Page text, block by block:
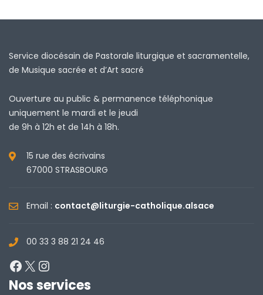
Service diocésain de Pastorale liturgique et sacramentelle,
de Musique sacrée et d’Art sacré
Ouverture au public & permanence téléphonique
uniquement le mardi et le jeudi
de 9h à 12h et de 14h à 18h.
15 rue des écrivains
67000 STRASBOURG
Email : contact@liturgie-catholique.alsace
00 33 3 88 21 24 46
Facebook
X
Nos services